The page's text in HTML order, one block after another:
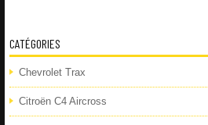
CATÉGORIES
Chevrolet Trax
Citroën C4 Aircross